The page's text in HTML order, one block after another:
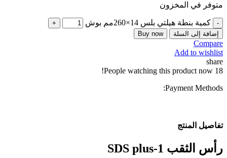
متوفر في المخزون
كمية بنطة هيلتي بلس 14×260مم بوش
إضافة إلى السلة Buy now
Compare
Add to wishlist
share
18
People watching this product now!
Payment Methods:
تفاصيل المنتج
رأس الثقب SDS plus-1